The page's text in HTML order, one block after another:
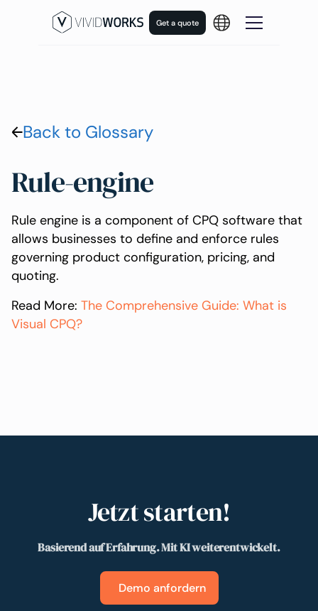
Get a quote
Back to Glossary
Rule-engine
Rule engine is a component of CPQ software that
allows businesses to define and enforce rules
governing product configuration, pricing, and
quoting.
Read More: The Comprehensive Guide: What is
Visual CPQ?
Jetzt starten!
Basierend auf Erfahrung. Mit KI weiterentwickelt.
Demo anfordern